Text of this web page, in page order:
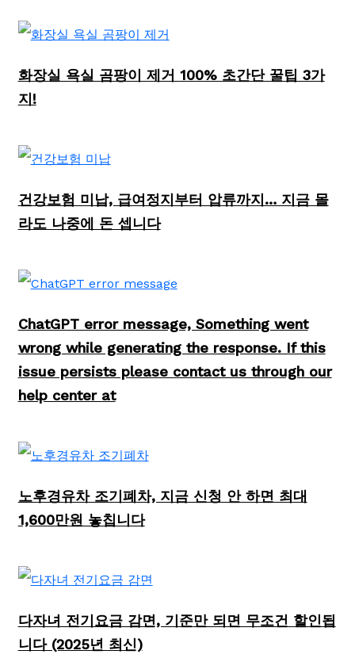
화장실 욕실 곰팡이 제거 100% 초간단 꿀팁 3가
지!
건강보험 미납, 급여정지부터 압류까지… 지금 몰
라도 나중에 돈 셉니다
ChatGPT error message, Something went
wrong while generating the response. If this
issue persists please contact us through our
help center at
노후경유차 조기폐차, 지금 신청 안 하면 최대
1,600만원 놓칩니다
다자녀 전기요금 감면, 기준만 되면 무조건 할인됩
니다 (2025년 최신)